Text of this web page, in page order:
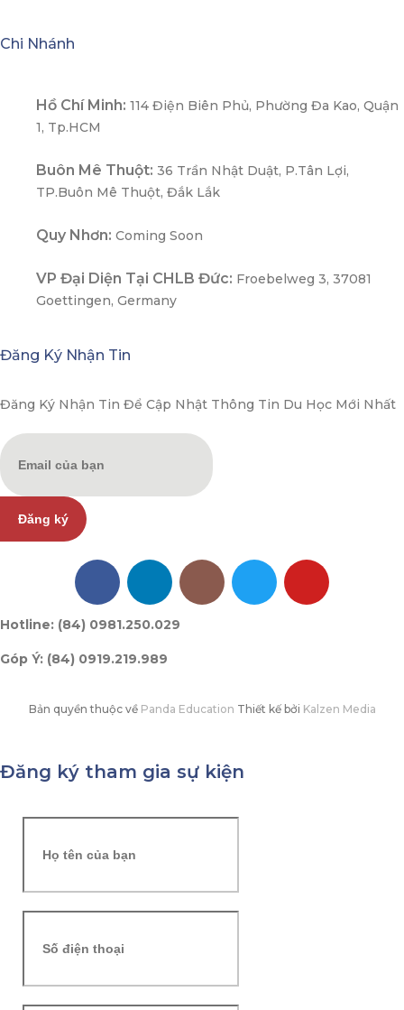
Chi Nhánh
Hồ Chí Minh: 114 Điện Biên Phủ, Phường Đa Kao, Quận
1, Tp.HCM
Buôn Mê Thuột: 36 Trần Nhật Duật, P.Tân Lợi,
TP.Buôn Mê Thuột, Đắk Lắk
Quy Nhơn: Coming Soon
VP Đại Diện Tại CHLB Đức: Froebelweg 3, 37081
Goettingen, Germany
Đăng Ký Nhận Tin
Đăng Ký Nhận Tin Để Cập Nhật Thông Tin Du Học Mới Nhất
Đăng ký
Hotline: (84) 0981.250.029
Góp Ý: (84) 0919.219.989
Bản quyền thuộc về Panda Education Thiết kế bởi Kalzen Media
Đăng ký tham gia sự kiện